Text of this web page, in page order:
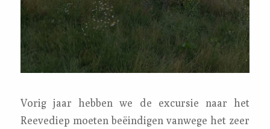
Vorig jaar hebben we de excursie naar het
Reevediep moeten beëindigen vanwege het zeer